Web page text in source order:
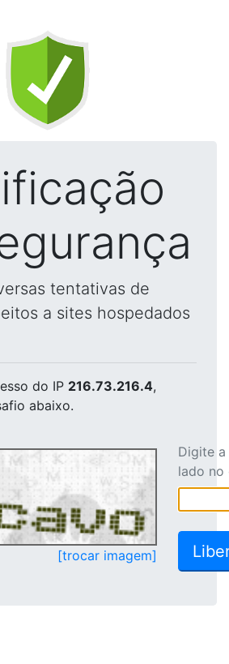
tentativas de
a sites hospedados
do IP 216.73.216.4,
abaixo.
[trocar imagem]
Digite
lado no